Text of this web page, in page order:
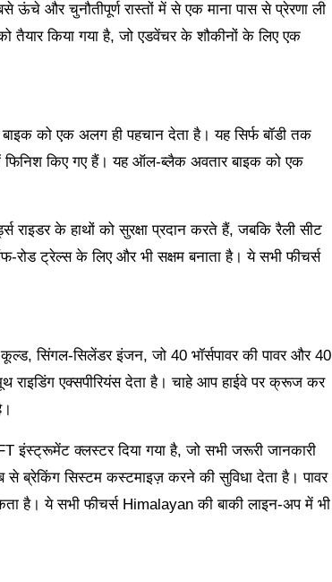
और चुनौतीपूर्ण रास्तों में से एक माना पास से प्रेरणा ली
तैयार किया गया है, जो एडवेंचर के शौकीनों के लिए एक
को एक अलग ही पहचान देता है। यह सिर्फ बॉडी तक
फिनिश किए गए हैं। यह ऑल-ब्लैक अवतार बाइक को एक
के हाथों को सुरक्षा प्रदान करते हैं, जबकि रैली सीट
रोड ट्रेल्स के लिए और भी सक्षम बनाता है। ये सभी फीचर्स
सिंगल-सिलेंडर इंजन, जो 40 भॉर्सपावर की पावर और 40
राइडिंग एक्सपीरियंस देता है। चाहे आप हाईवे पर क्रूज कर
क्लस्टर दिया गया है, जो सभी जरूरी जानकारी
ब्रेकिंग सिस्टम कस्टमाइज़ करने की सुविधा देता है। पावर
है। ये सभी फीचर्स Himalayan की बाकी लाइन-अप में भी